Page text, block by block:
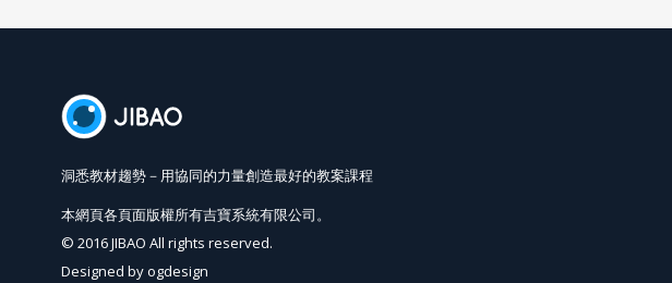
洞悉教材趨勢－用協同的力量創造最好的教案課程
本網頁各頁面版權所有吉寶系統有限公司。
© 2016 JIBAO All rights reserved.
Designed byogdesign